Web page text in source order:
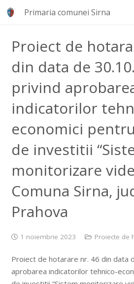
Primaria comunei Sirna
Proiect de
din data de
privind
indicatorilor
economici
de investitii
monitorizare
Comuna Sirna,
Prahova
1 noiembrie 2023 Proiecte de
Proiect de hotarare nr. 46 din data
aprobarea indicatorilor tehnico-